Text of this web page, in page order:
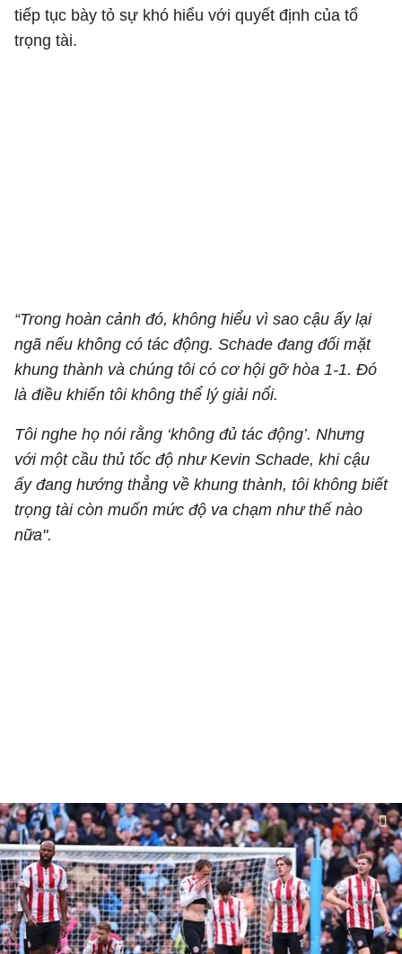
tiếp tục bày tỏ sự khó hiểu với quyết định của tổ
trọng tài.
“Trong hoàn cảnh đó, không hiểu vì sao cậu ấy lại
ngã nếu không có tác động. Schade đang đối mặt
khung thành và chúng tôi có cơ hội gỡ hòa 1-1. Đó
là điều khiến tôi không thể lý giải nổi.
Tôi nghe họ nói rằng ‘không đủ tác động’. Nhưng
với một cầu thủ tốc độ như Kevin Schade, khi cậu
ấy đang hướng thẳng về khung thành, tôi không biết
trọng tài còn muốn mức độ va chạm như thế nào
nữa".